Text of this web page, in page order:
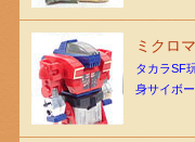
ミクロ
タカラSF
身サイボ